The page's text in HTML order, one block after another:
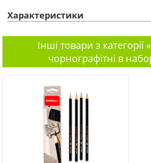
Характеристики
Інші товари з категорії
чорнографітні в